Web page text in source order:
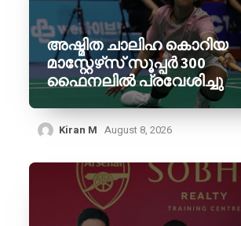
അഷ്മിത ചാലിഹ കൊറിയ
മാസ്റ്റേഴ്‌സ് സൂപ്പർ 300
ഫൈനലിൽ പ്രവേശിച്ചു
Kiran M August 8, 2026